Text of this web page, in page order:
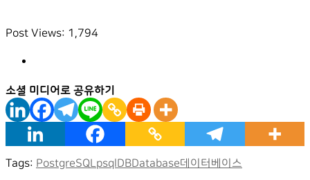
Post Views: 1,794
소셜 미디어로 공유하기
Tags: PostgreSQL psql DBDatabase데이터베이스